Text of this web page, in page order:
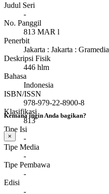
Judul Seri
-
No. Panggil
813 MAR l
Penerbit
Jakarta : Jakarta : Gramedia
Deskripsi Fisik
446 hlm
Bahasa
Indonesia
ISBN/ISSN
978-979-22-8900-8
Klasifikasi
813
Tipe Isi
-
Tipe Media
-
Tipe Pembawa
-
Edisi
-
Kemana ingin Anda bagikan?
×